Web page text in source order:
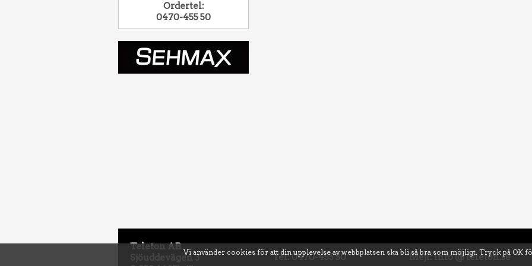
Vi använder cookies för att din upplevelse av webbplatsen ska bli så bra som möjligt. Tryck på OK
Ordertel:
0470-455 50
Teleton AB
Sjöuddevägen 3
Tel: 0470-455 50 Mejl: info @ teleton.se